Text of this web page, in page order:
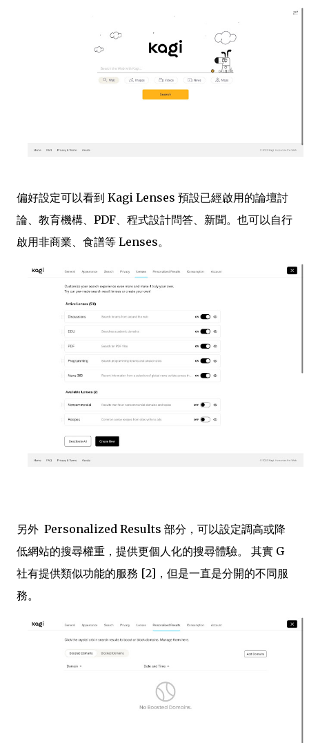
偏好設定可以看到 Kagi Lenses 預設已經啟用的論壇討
論、教育機構、PDF、程式設計問答、新聞。也可以自行
啟用非商業、食譜等 Lenses。
另外 Personalized Results 部分，可以設定調高或降
低網站的搜尋權重，提供更個人化的搜尋體驗。 其實 G
社有提供類似功能的服務 [2]，但是一直是分開的不同服
務。